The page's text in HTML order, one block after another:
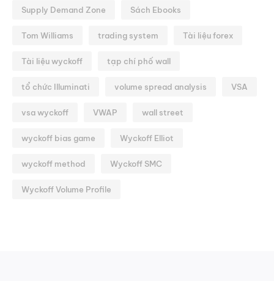
Supply Demand Zone Sách Ebooks
Tom Williams trading system Tài liệu forex
Tài liệu wyckoff tạp chí phố wall
tổ chức Illuminati volume spread analysis VSA
vsa wyckoff VWAP wall street
wyckoff bias game Wyckoff Elliot
wyckoff method Wyckoff SMC
Wyckoff Volume Profile